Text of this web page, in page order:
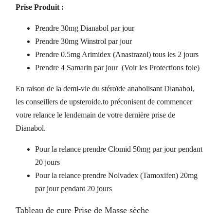
Prise Produit :
Prendre 30mg Dianabol par jour
Prendre 30mg Winstrol par jour
Prendre 0.5mg Arimidex (Anastrazol) tous les 2 jours
Prendre 4 Samarin par jour (Voir les Protections foie)
En raison de la demi-vie du stéroïde anabolisant Dianabol,
les conseillers de upsteroide.to préconisent de commencer
votre relance le lendemain de votre dernière prise de
Dianabol.
Pour la relance prendre Clomid 50mg par jour pendant
20 jours
Pour la relance prendre Nolvadex (Tamoxifen) 20mg
par jour pendant 20 jours
Tableau de cure Prise de Masse sèche